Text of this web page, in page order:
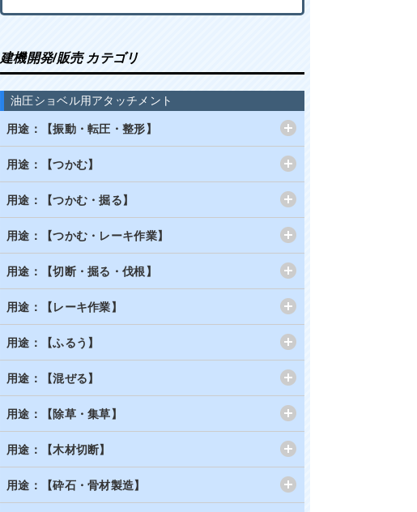
建機開発/販売 カテゴリ
油圧ショベル用アタッチメント
用途：【振動・転圧・整形】
用途：【つかむ】
用途：【つかむ・掘る】
用途：【つかむ・レーキ作業】
用途：【切断・掘る・伐根】
用途：【レーキ作業】
用途：【ふるう】
用途：【混ぜる】
用途：【除草・集草】
用途：【木材切断】
用途：【砕石・骨材製造】